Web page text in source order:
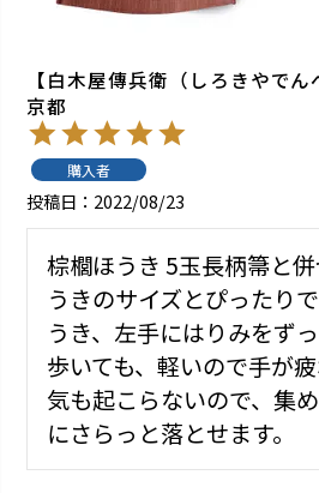
【白木屋傳兵衛（しろきやで
京都
購入者
投稿日 2022/08/23
棕櫚ほうき 5玉長柄箒と
うきのサイズとぴったり
うき、左手にはりみをず
歩いても、軽いので手が
気も起こらないので、集
にさらっと落とせます。